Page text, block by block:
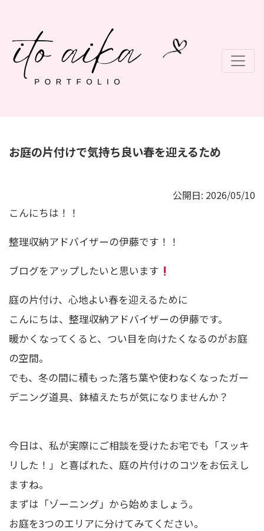
お庭の片付けで気持ち良い春を迎えるため
公開日: 2026/05/10
こんにちは！！
整理収納アドバイザーの伊藤です！！
ブログをアップしたいと思います
庭の片付け、心地よい春を迎えるために
こんにちは、整理収納アドバイザーの伊藤です。
暖かくなってくると、つい目を向けたくなるのがお庭
の空間。
でも、冬の間に積もった落ち葉や使わなくなったガー
デニング道具、鉢植えたちが気になりませんか？
今日は、私が実際にご相談を受けたお宅でも「スッキ
リした！」と喜ばれた、庭の片付けのコツをお伝えし
ますね。
まずは「ゾーニング」から始めましょう。
お庭を3つのエリアに分けてみてください。